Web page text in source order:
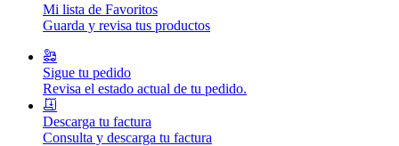
Mi lista de Favoritos
Guarda y revisa tus productos
Sigue tu pedido
Revisa el estado actual de tu pedido.
Descarga tu factura
Consulta y descarga tu factura